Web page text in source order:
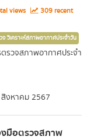
views
309 recent
จ วิเคราะห์สภาพอากาศประจำวัน
รวจสภาพอากาศประจำ
งหาคม 2567
งมือตรวจสภาพ